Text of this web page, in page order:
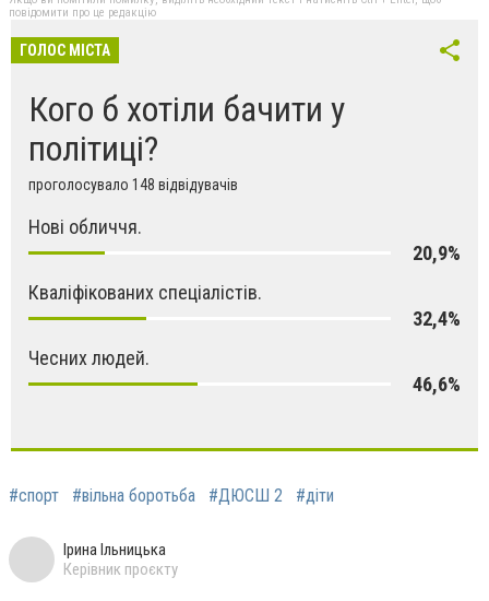
повідомити про це редакцію
ГОЛОС МІСТА
Кого б хотіли бачити у
політиці?
проголосувало 148 відвідувачів
Нові обличчя.
20,9%
Кваліфікованих спеціалістів.
32,4%
Чесних людей.
46,6%
#спорт #вільна боротьба #ДЮСШ 2 #діти
Ірина Ільницька
Керівник проєкту